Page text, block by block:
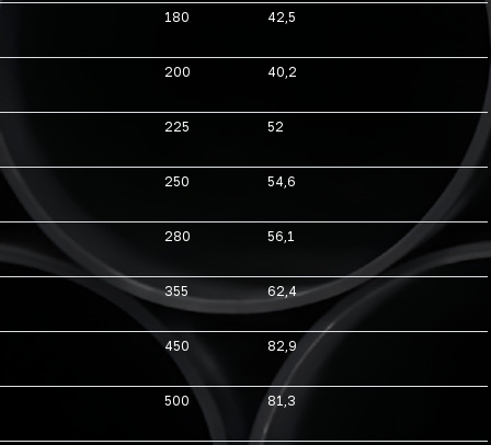
180 42,5
200 40,2
225 52
250 54,6
280 56,1
355 62,4
450 82,9
500 81,3